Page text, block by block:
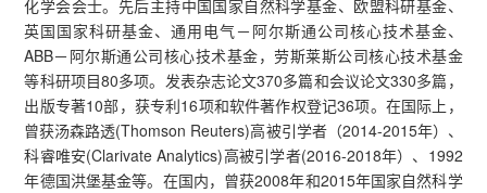
化学会会士。先后主持中国国家自然科学基金、欧盟科研基金、
英国国家科研基金、通用电气－阿尔斯通公司核心技术基金、
ABB－阿尔斯通公司核心技术基金，劳斯莱斯公司核心技术基金
等科研项目80多项。发表杂志论文370多篇和会议论文330多篇，
出版专著10部，获专利16项和软件著作权登记36项。在国际上，
曾获汤森路透(Thomson Reuters)高被引学者（2014-2015年）、
科睿唯安(Clarivate Analytics)高被引学者(2016-2018年）、1992
年德国洪堡基金等。在国内，曾获2008年和2015年国家自然科学